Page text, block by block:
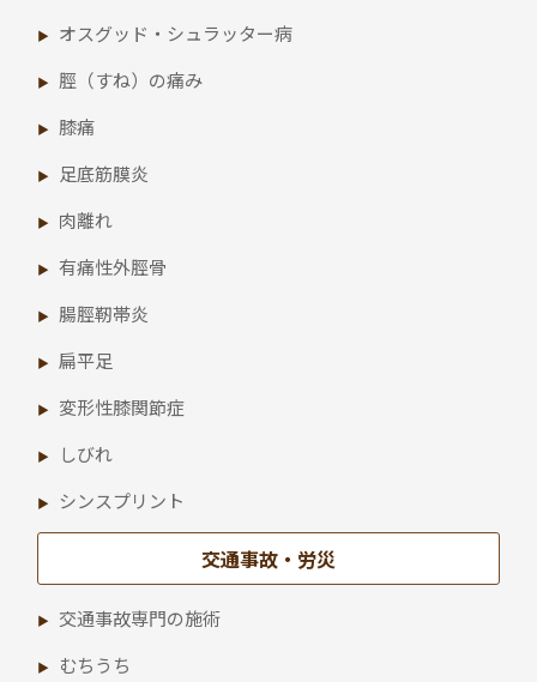
オスグッド・シュラッター病
脛（すね）の痛み
膝痛
足底筋膜炎
肉離れ
有痛性外脛骨
腸脛靭帯炎
扁平足
変形性膝関節症
しびれ
シンスプリント
交通事故・労災
交通事故専門の施術
むちうち